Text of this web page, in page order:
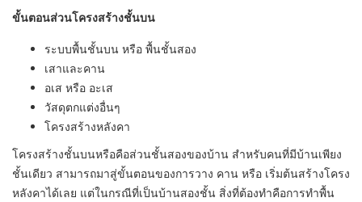
ขั้นตอนส่วนโครงสร้างชั้นบน
ระบบพื้นชั้นบน หรือ พื้นชั้นสอง
เสาและคาน
อเส หรือ อะเส
วัสดุตกแต่งอื่นๆ
โครงสร้างหลังคา
โครงสร้างชั้นบนหรือคือส่วนชั้นสองของบ้าน สำหรับคนที่มีบ้านเพียง
ชั้นเดียว สามารถมาสู่ขั้นตอนของการวาง คาน หรือ เริ่มต้นสร้างโครง
หลังคาได้เลย แต่ในกรณีที่เป็นบ้านสองชั้น สิ่งที่ต้องทำคือการทำพื้น